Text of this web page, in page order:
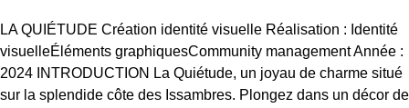
LA QUIÉTUDE Création identité visuelle Réalisation : Identité
visuelleÉléments graphiquesCommunity management Année :
2024 INTRODUCTION La Quiétude, un joyau de charme situé
sur la splendide côte des Issambres. Plongez dans un décor de